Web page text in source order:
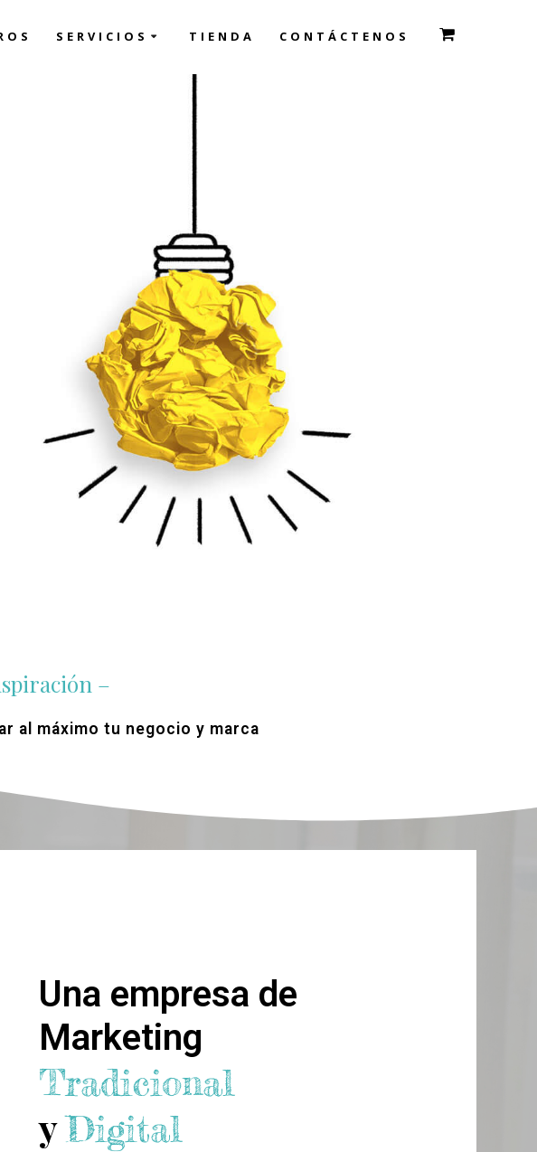
SERVICIOS TIENDA CONTÁCTENOS
–
al máximo tu negocio y marca
Una empresa de
Marketing
Tradicional
yDigital